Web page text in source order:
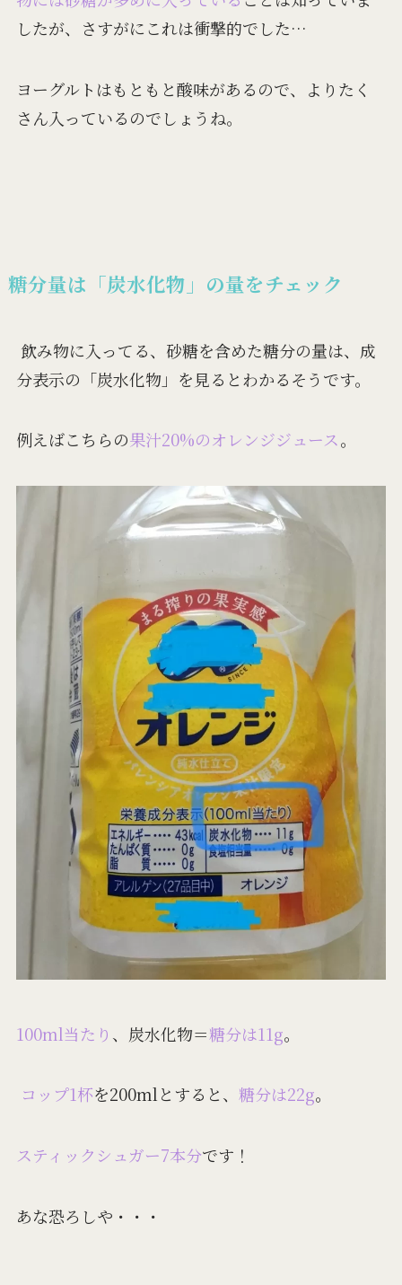
したが、さすがにこれは衝撃的でした…
ヨーグルトはもともと酸味があるので、よりたく
さん入っているのでしょうね。
糖分量は「炭水化物」の量をチェック
飲み物に入ってる、砂糖を含めた糖分の量は、成
分表示の「炭水化物」を見るとわかるそうです。
例えばこちらの果汁20%のオレンジジュース。
100ml当たり 、炭水化物＝糖分は11g。
コップ1杯を200mlとすると、 糖分は22g。
スティックシュガー7本分です！
あな恐ろしや・・・